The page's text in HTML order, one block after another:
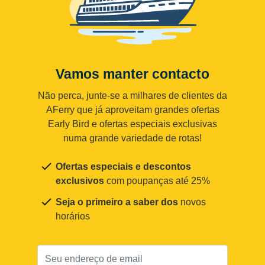
Vamos manter contacto
Não perca, junte-se a milhares de clientes da
AFerry que já aproveitam grandes ofertas
Early Bird e ofertas especiais exclusivas
numa grande variedade de rotas!
Ofertas especiais e descontos
exclusivos com poupanças até 25%
Seja o primeiro a saber dos novos
horários